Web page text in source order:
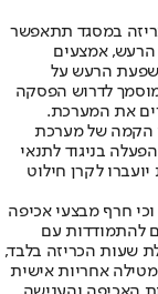
במסגד תתאפשר
הרעש, אמצעים
הרעש על
לדרוש הפסקה
את המערכת.
הקמה של מערכת
אלף שקל, ואילו הפעלה בניגוד לתנאי
הקנסות יועברו לקרן חילוט
חרף מבצעי אכיפה
להתמודדות עם
שעות הכריזה בלבד,
מטילה אחריות אישית